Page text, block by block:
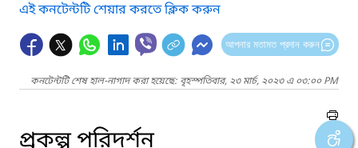
এই কনটেন্টটি শেয়ার করতে ক্লিক করুন
আপনার মতামত প্রদান করুন
কনটেন্টটি শেষ হাল-নাগাদ করা হয়েছে: বৃহস্পতিবার, ২৩ মার্চ, ২০২৩ এ ০৩:০০ PM
প্রকল্প পরিদর্শন